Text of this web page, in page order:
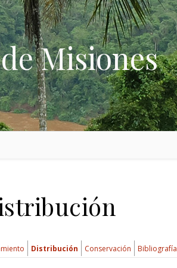
Misiones
Distribución Conservación Bibliografía